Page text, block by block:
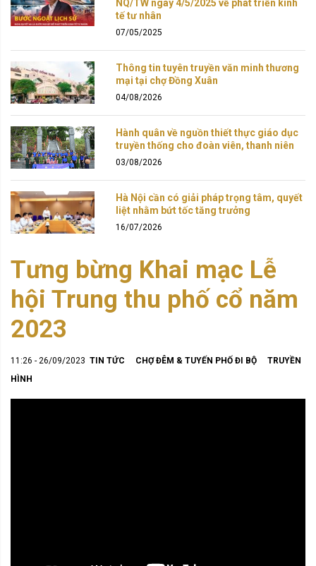
NQ/TW ngày 4/5/2025 về phát triển kinh
tế tư nhân
07/05/2025
Thông tin tuyên truyền văn minh thương
mại tại chợ Đồng Xuân
04/08/2026
Hành quân về nguồn thiết thực giáo dục
truyền thống cho đoàn viên, thanh niên
03/08/2026
Hà Nội cần có giải pháp trọng tâm, quyết
liệt nhằm bứt tốc tăng trưởng
16/07/2026
Tưng bừng Khai mạc Lễ
hội Trung thu phố cổ năm
2023
11:26 - 26/09/2023 TIN TỨC CHỢ ĐÊM & TUYẾN PHỐ ĐI BỘ
TRUYỀN
HÌNH